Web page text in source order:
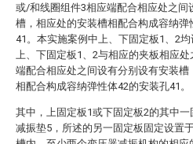
或/和线圈组件3相应端配合相应处之间
槽，相应处的安装槽相配合构成容纳弹
41。本实施案例中上、下固定板1、2均
上、下固定板1、2与相应的夹板相应
端配合相应处之间设有分别设有安装槽
相配合构成容纳弹性体42的安装孔41。
其中，上固定板1或下固定板2的其中
减振垫5，所述的另一固定板固定设置